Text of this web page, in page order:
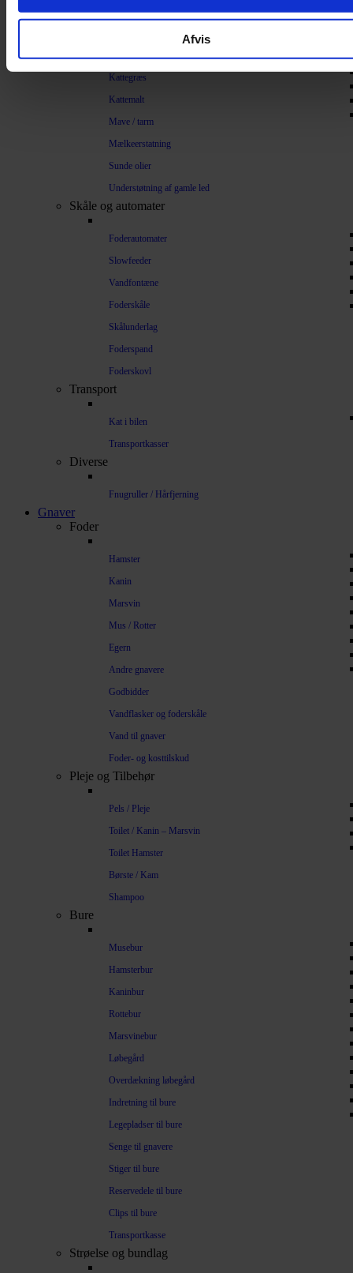
Afvis
Energiboost
Kattegræs
Kattemalt
Mave / tarm
Mælkeerstatning
Sunde olier
Understøtning af gamle led
Skåle og automater
Foderautomater
Slowfeeder
Vandfontæne
Foderskåle
Skålunderlag
Foderspand
Foderskovl
Transport
Kat i bilen
Transportkasser
Diverse
Fnugruller / Hårfjerning
Gnaver
Foder
Hamster
Kanin
Marsvin
Mus / Rotter
Egern
Andre gnavere
Godbidder
Vandflasker og foderskåle
Vand til gnaver
Foder- og kosttilskud
Pleje og Tilbehør
Pels / Pleje
Toilet / Kanin – Marsvin
Toilet Hamster
Børste / Kam
Shampoo
Bure
Musebur
Hamsterbur
Kaninbur
Rottebur
Marsvinebur
Løbegård
Overdækning løbegård
Indretning til bure
Legepladser til bure
Senge til gnavere
Stiger til bure
Reservedele til bure
Clips til bure
Transportkasse
Strøelse og bundlag